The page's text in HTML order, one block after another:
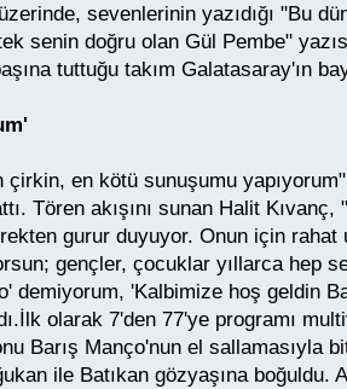
sevenlerinin yazıdığı "Bu
senin doğru olan Gül Pembe"
tuttuğu takım Galatasaray'ın
çirkin, en kötü sunuşumu
Tören akışını sunan Halit
gurur duyuyor. Onun için rahat
gençler, çocuklar yıllarca hep
demiyorum, 'Kalbimize hoş geldin
olarak 7'den 77'ye programı
Barış Manço'nun el sallamasıyla
ile Batıkan gözyaşına boğuldu.